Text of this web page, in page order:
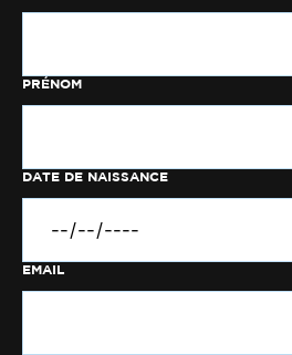
PRÉNOM
DATE DE NAISSANCE
EMAIL